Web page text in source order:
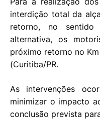
interdição total da
retorno, no
alternativa, os
próximo retorno no
(Curitiba/PR.
As intervenções
minimizar o impacto
conclusão prevista